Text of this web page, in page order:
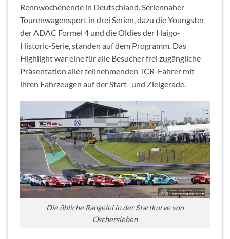
Rennwochenende in Deutschland. Seriennaher
Tourenwagensport in drei Serien, dazu die Youngster
der ADAC Formel 4 und die Oldies der Haigo-
Historic-Serie, standen auf dem Programm. Das
Highlight war eine für alle Besucher frei zugängliche
Präsentation aller teilnehmenden TCR-Fahrer mit
ihren Fahrzeugen auf der Start- und Zielgerade.
Die übliche Rangelei in der Startkurve von
Oschersleben